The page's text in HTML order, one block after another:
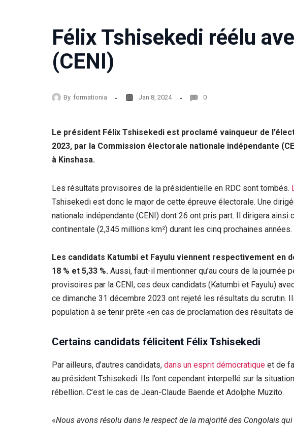
Félix Tshisekedi réélu
(CENI)
By formationia Jan 8, 2024 0
Le président Félix Tshisekedi est proclamé vainqueur de
2023, par la Commission électorale nationale indépendante
à Kinshasa.
Les résultats provisoires de la présidentielle en RDC sont tombés.
Tshisekedi est donc le major de cette épreuve électorale. Une
nationale indépendante (CENI) dont 26 ont pris part. Il dirigera ainsi
continentale (2,345 millions km²) durant les cinq prochaines années.
Les candidats Katumbi et Fayulu viennent respectivement en
18 % et 5,33 %. Aussi, faut-il mentionner qu’au cours de la journée
provisoires par la CENI, ces deux candidats (Katumbi et Fayulu)
ce dimanche 31 décembre 2023 ont rejeté les résultats du scrutin.
population à se tenir prête «en cas de proclamation des résultats
Certains candidats félicitent Félix Tshisekedi
Par ailleurs, d’autres candidats, dans un esprit démocratique et de
au président Tshisekedi. Ils l’ont cependant interpellé sur la
rébellion. C’est le cas de Jean-Claude Baende et Adolphe Muzito.
«Nous avons résolu dans le respect de la majorité des Congolais